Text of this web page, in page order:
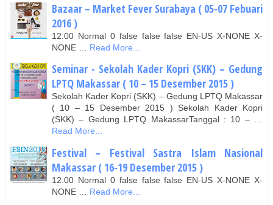
Bazaar – Market Fever Surabaya ( 05-07 Febuari
2016 )
12.00 Normal 0 false false false EN-US X-NONE X-
NONE …
Read More...
Seminar - Sekolah Kader Kopri (SKK) – Gedung
LPTQ Makassar ( 10 – 15 Desember 2015 )
Sekolah Kader Kopri (SKK) – Gedung LPTQ Makassar
( 10 – 15 Desember 2015 ) Sekolah Kader Kopri
(SKK) – Gedung LPTQ MakassarTanggal : 10 – …
Read More...
Festival – Festival Sastra Islam Nasional
Makassar ( 16-19 Desember 2015 )
12.00 Normal 0 false false false EN-US X-NONE X-
NONE …
Read More...